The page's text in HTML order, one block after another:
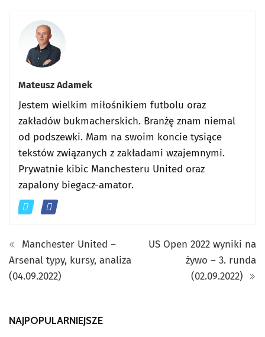
Mateusz Adamek
Jestem wielkim miłośnikiem futbolu oraz
zakładów bukmacherskich. Branżę znam niemal
od podszewki. Mam na swoim koncie tysiące
tekstów związanych z zakładami wzajemnymi.
Prywatnie kibic Manchesteru United oraz
zapalony biegacz-amator.
Manchester United –
Arsenal typy, kursy, analiza
(04.09.2022)
US Open 2022 wyniki na
żywo – 3. runda
(02.09.2022)
NAJPOPULARNIEJSZE